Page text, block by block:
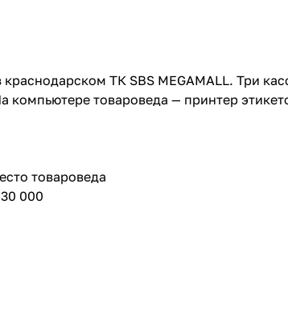
ТК SBS MEGAMALL. Три
компьютере товароведа — принтер
товароведа
000